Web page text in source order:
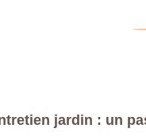
jardin : un